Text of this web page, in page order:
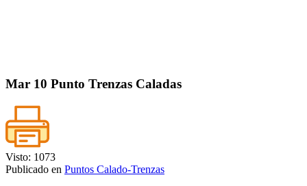
Mar 10 Punto Trenzas Caladas
Visto: 1073
Publicado en Puntos Calado-Trenzas